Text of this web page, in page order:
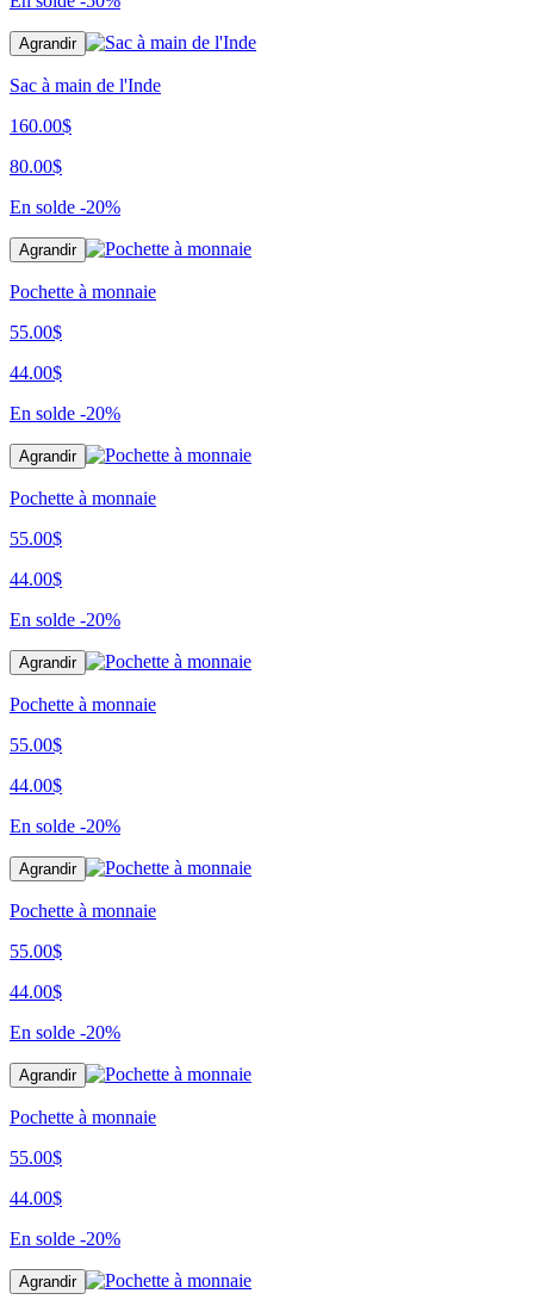
Agrandir
Sac à main de l'Inde
160.00$
80.00$
En solde -20%
Agrandir
Pochette à monnaie
55.00$
44.00$
En solde -20%
Agrandir
Pochette à monnaie
55.00$
44.00$
En solde -20%
Agrandir
Pochette à monnaie
55.00$
44.00$
En solde -20%
Agrandir
Pochette à monnaie
55.00$
44.00$
En solde -20%
Agrandir
Pochette à monnaie
55.00$
44.00$
En solde -20%
Agrandir